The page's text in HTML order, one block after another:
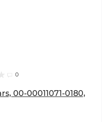
0
00-00011071-0180,